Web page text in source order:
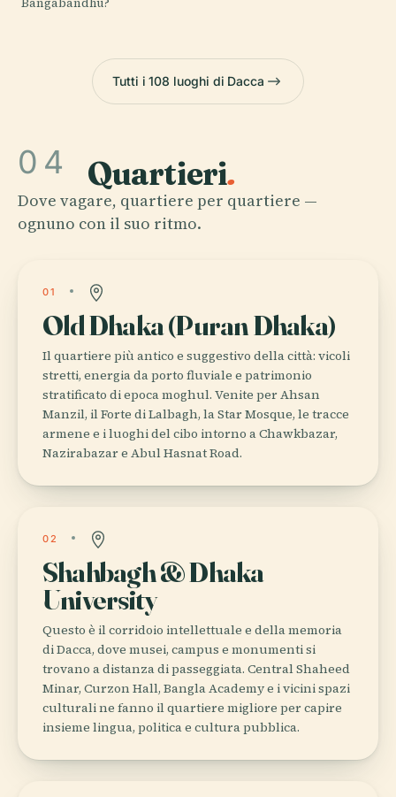
Tutti i 108 luoghi di Dacca
04 Quartieri.
Dove vagare, quartiere per quartiere —
ognuno con il suo ritmo.
01
Old Dhaka (Puran Dhaka)
Il quartiere più antico e suggestivo della città: vicoli
stretti, energia da porto fluviale e patrimonio
stratificato di epoca moghul. Venite per Ahsan
Manzil, il Forte di Lalbagh, la Star Mosque, le tracce
armene e i luoghi del cibo intorno a Chawkbazar,
Nazirabazar e Abul Hasnat Road.
02
Shahbagh & Dhaka
University
Questo è il corridoio intellettuale e della memoria
di Dacca, dove musei, campus e monumenti si
trovano a distanza di passeggiata. Central Shaheed
Minar, Curzon Hall, Bangla Academy e i vicini spazi
culturali ne fanno il quartiere migliore per capire
insieme lingua, politica e cultura pubblica.